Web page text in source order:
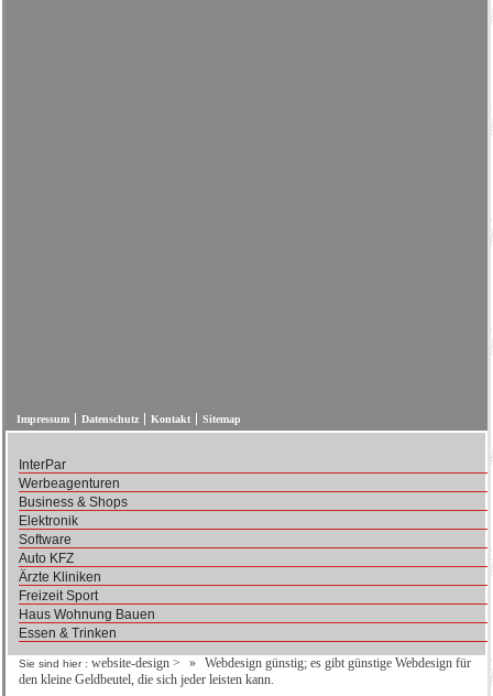
Impressum Datenschutz Kontakt Sitemap
InterPar
Werbeagenturen
Business & Shops
Elektronik
Software
Auto KFZ
Ärzte Kliniken
Freizeit Sport
Haus Wohnung Bauen
Essen & Trinken
Sie sind hier : website-design >
Webdesign günstig; es gibt günstige Webdesign für
den kleine Geldbeutel, die sich jeder leisten kann.